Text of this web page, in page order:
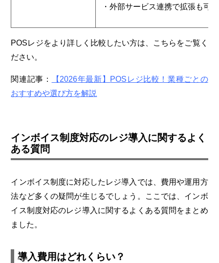
・外部サービス連携で拡張も可能
POSレジをより詳しく比較したい方は、こちらをご覧く
ださい。
関連記事： 【 2026年最新】 POS レジ比較！業種ごとの
おすすめや選び方を解説
インボイス制度対応のレジ導入に関するよく
ある質問
インボイス制度に対応したレジ導入では、費用や運用方
法など多くの疑問が生じるでしょう。ここでは、インボ
イス制度対応のレジ導入に関するよくある質問をまとめ
ました。
導入費用はどれくらい？